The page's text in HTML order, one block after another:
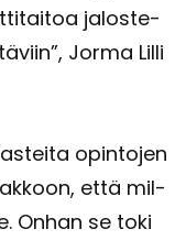
ja­los­te­
Jorma Lilli
opin­to­jen
että mil­
Onhan se toki